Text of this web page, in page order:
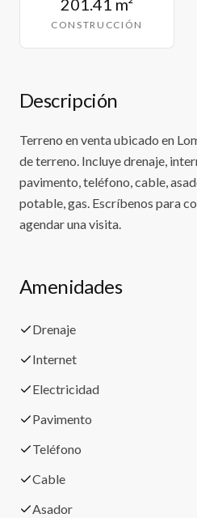
201.41 m²
CONSTRUCCIÓN
Descripción
Terreno en venta ubicado en
de terreno. Incluye drenaje,
pavimento, teléfono, cable,
potable, gas. Escríbenos para
agendar una visita.
Amenidades
Drenaje
Internet
Electricidad
Pavimento
Teléfono
Cable
Asador